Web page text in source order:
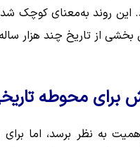
این روند به‌معنای کوچک
از تاریخ چند هزار
برای محوطه
به نظر برسد، اما